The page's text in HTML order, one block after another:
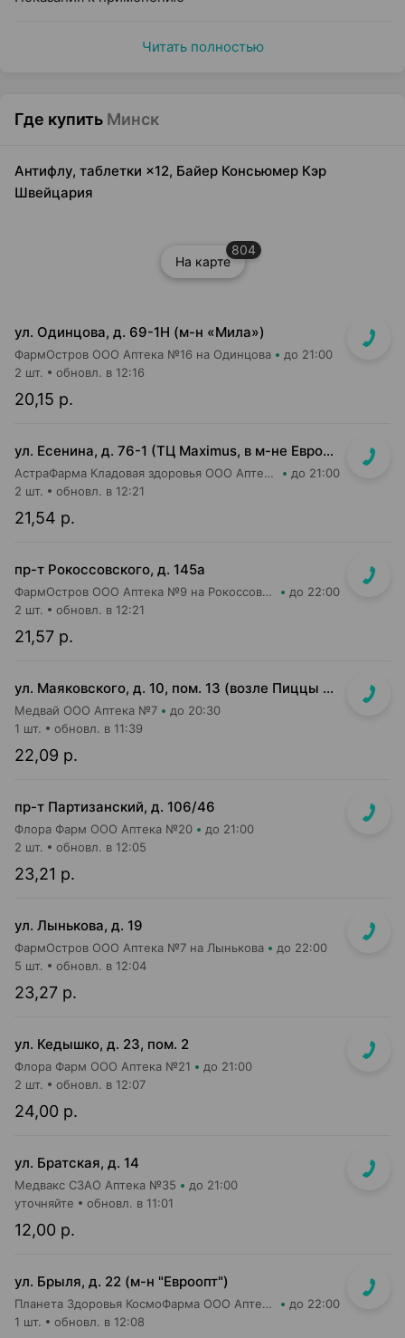
Читать полностью
Где купить Минск
Антифлу, таблетки ×12, Байер Консьюмер Кэр
Швейцария
На карте
804
ул. Одинцова, д. 69-1Н (м-н «Мила»)
ФармОстров ООО Аптека №16 на Одинцова до 21:00
20,15 р.
2 шт. обновл. в 12:16
ул. Есенина, д. 76-1 (ТЦ Maximus, в м-не Евроопт Super)
АстраФарма Кладовая здоровья ООО Аптека №9 до 21:00
21,54 р.
2 шт. обновл. в 12:21
пр-т Рокоссовского, д. 145а
ФармОстров ООО Аптека №9 на Рокоссовского до 22:00
21,57 р.
2 шт. обновл. в 12:21
ул. Маяковского, д. 10, пом. 13 (возле Пиццы Мании)
Медвай ООО Аптека №7 до 20:30
22,09 р.
1 шт. обновл. в 11:39
пр-т Партизанский, д. 106/46
Флора Фарм ООО Аптека №20 до 21:00
23,21 р.
2 шт. обновл. в 12:05
ул. Лынькова, д. 19
ФармОстров ООО Аптека №7 на Лынькова до 22:00
23,27 р.
5 шт. обновл. в 12:04
ул. Кедышко, д. 23, пом. 2
Флора Фарм ООО Аптека №21 до 21:00
24,00 р.
2 шт. обновл. в 12:07
ул. Братская, д. 14
Медвакс СЗАО Аптека №35 до 21:00
12,00 р.
уточняйте обновл. в 11:01
ул. Брыля, д. 22 (м-н "Евроопт")
Планета Здоровья КосмоФарма ООО Аптека №6 до 22:00
1 шт. обновл. в 12:08